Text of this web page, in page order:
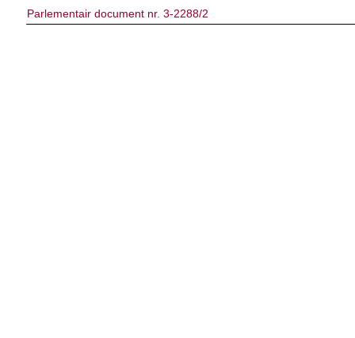
Parlementair document nr. 3-2288/2